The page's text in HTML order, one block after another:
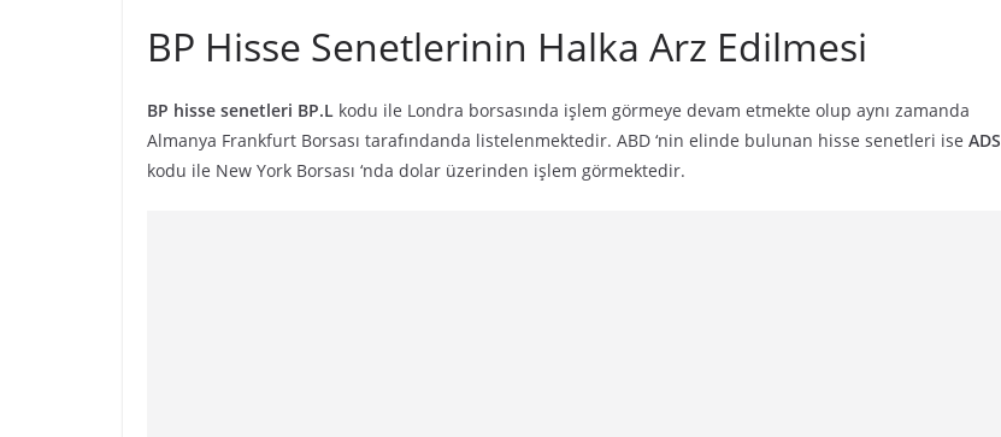
BP Hisse Senetlerinin Halka Arz Edilmesi
BP hisse senetleri BP.L kodu ile Londra borsasında işlem görmeye devam etmekte olup aynı zamanda
Almanya Frankfurt Borsası tarafındanda listelenmektedir. ABD ‘nin elinde bulunan hisse senetleri ise ADS
kodu ile New York Borsası ‘nda dolar üzerinden işlem görmektedir.